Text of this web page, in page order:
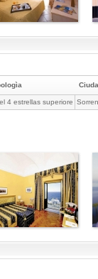
4 estrellas superiore